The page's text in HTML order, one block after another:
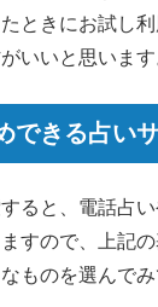
ときにお試し
いいと思います
できる占い
ると、電話占
すので、上記
ものを選んでみ